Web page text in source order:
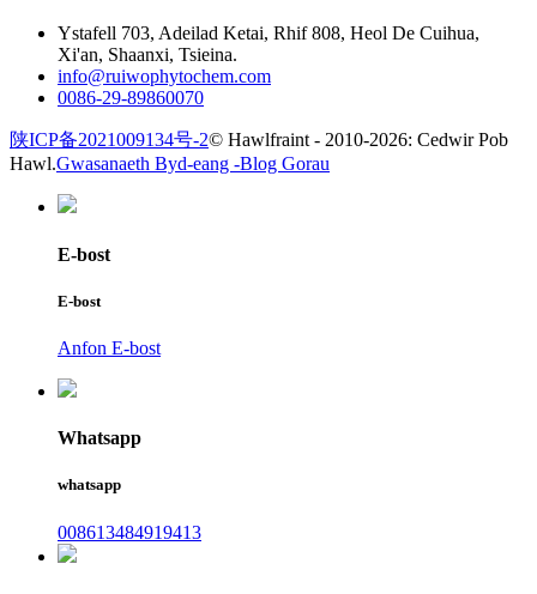
Ystafell 703, Adeilad Ketai, Rhif 808, Heol De Cuihua,
Xi'an, Shaanxi, Tsieina.
info@ruiwophytochem.com
0086-29-89860070
陕ICP备2021009134号-2© Hawlfraint - 2010-2026: Cedwir Pob
Hawl.Gwasanaeth Byd-eang -Blog Gorau
E-bost
E-bost
Anfon E-bost
Whatsapp
whatsapp
008613484919413